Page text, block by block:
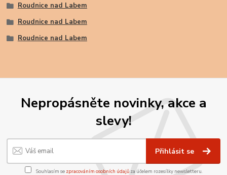
Roudnice nad Labem
Roudnice nad Labem
Roudnice nad Labem
Nepropásněte novinky, akce a
slevy!
Přihlásit se
Souhlasím se zpracováním osobních údajůza účelem rozesílky newsletteru.